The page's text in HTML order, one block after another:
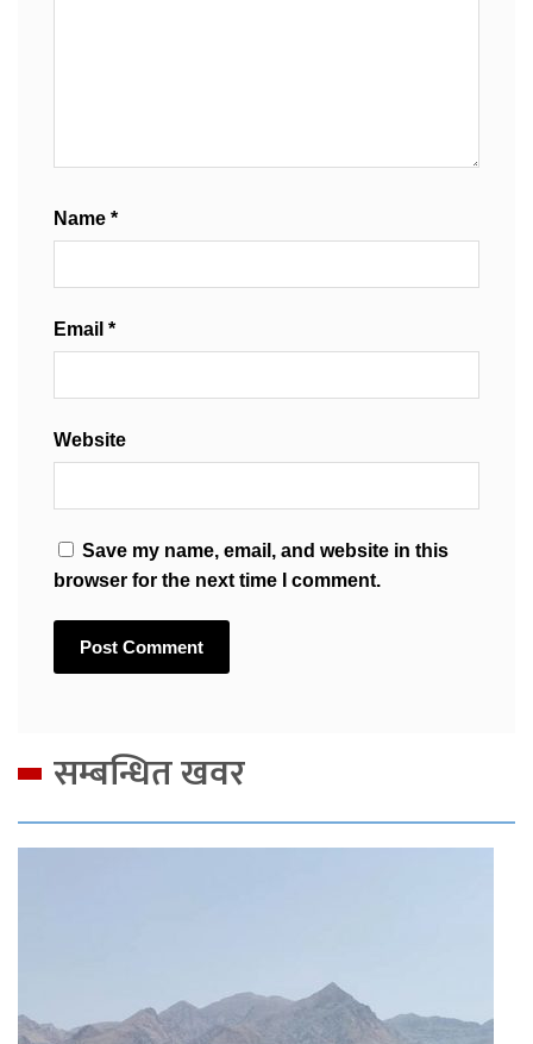
Name *
Email *
Website
Save my name, email, and website in this
browser for the next time I comment.
सम्बन्धित खवर